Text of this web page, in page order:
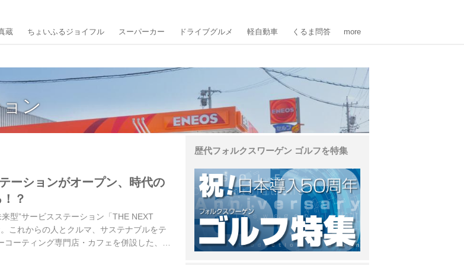
蔵 ちょいふるジョイフル スーパーカー ドライブグルメ 軽自動車 くるま問答 more
ン
ーションがオープン、時代の
？
型”サービスステーション「THE NEXT
これからの人とクルマ、サステナブルをテ
ーティング専門店・カフェを併設した、こ
ションとして注目を集めている。
歴代フォルクスワーゲン ゴルフを特集